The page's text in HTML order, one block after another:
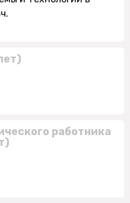
работника